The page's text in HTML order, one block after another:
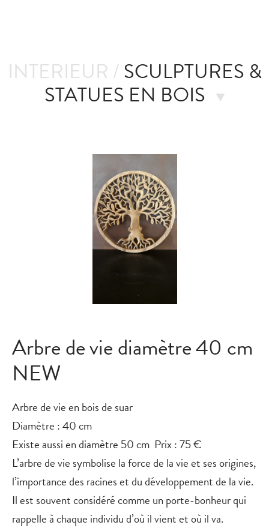
INTERIEUR / SCULPTURES &
STATUES EN BOIS
Arbre de vie diamètre 40 cm
NEW
Arbre de vie en bois de suar
Diamètre : 40 cm
Existe aussi en diamètre 50 cm Prix : 75 €
L’arbre de vie symbolise la force de la vie et ses origines,
l’importance des racines et du développement de la vie.
Il est souvent considéré comme un porte-bonheur qui
rappelle à chaque individu d’où il vient et où il va.